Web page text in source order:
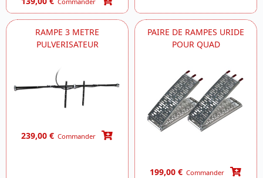
RAMPE 3 METRE
PULVERISATEUR
239,00 € Commander
PAIRE DE RAMPES URIDE
POUR QUAD
199,00 € Commander